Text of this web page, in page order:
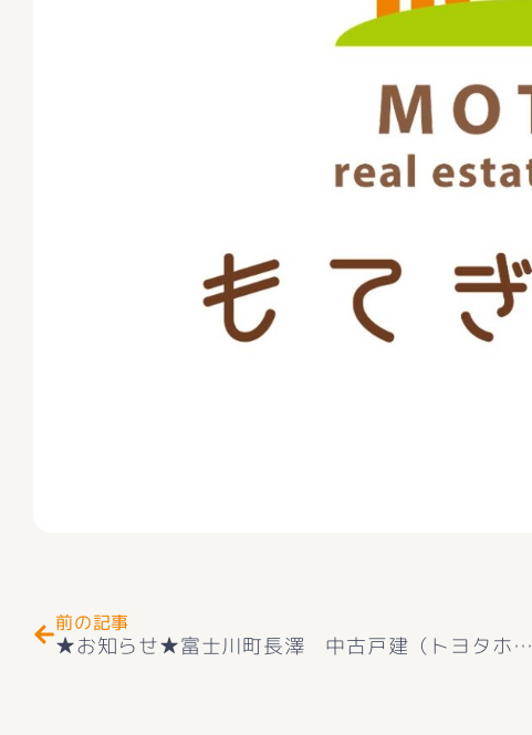
前の記事
★お知らせ★富士川町長澤 中古戸建（トヨタホーム施工）築浅物件 5LDK 好評販売中(^^♪